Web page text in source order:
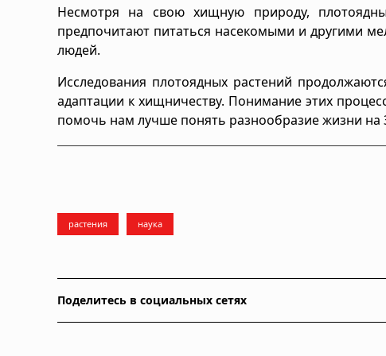
Несмотря на свою хищную природу,
предпочитают питаться насекомыми и другими
людей.
Исследования плотоядных растений
адаптации к хищничеству. Понимание этих
помочь нам лучше понять разнообразие жизни на
растения наука
Поделитесь в социальных сетях